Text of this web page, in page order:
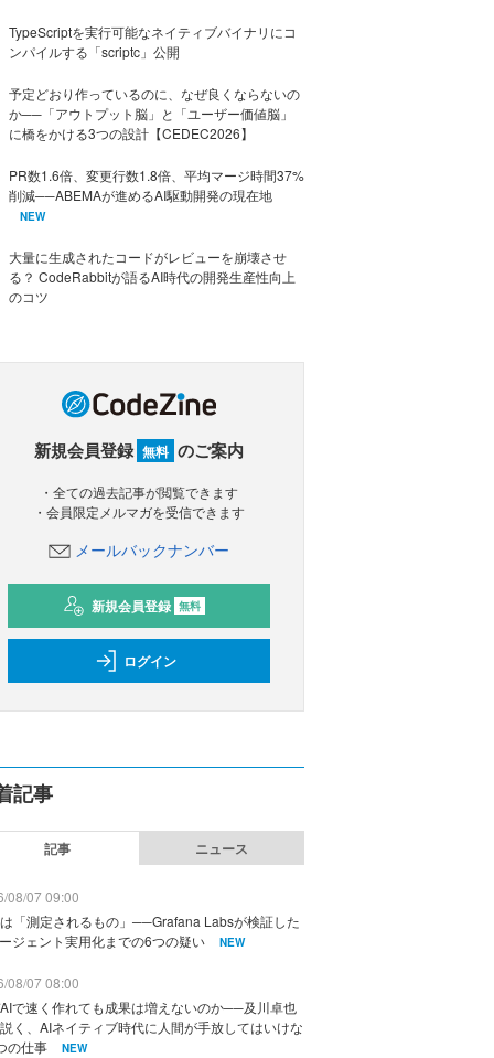
TypeScriptを実行可能なネイティブバイナリにコ
ンパイルする「scriptc」公開
予定どおり作っているのに、なぜ良くならないの
か──「アウトプット脳」と「ユーザー価値脳」
に橋をかける3つの設計【CEDEC2026】
PR数1.6倍、変更行数1.8倍、平均マージ時間37%
削減──ABEMAが進めるAI駆動開発の現在地
NEW
大量に生成されたコードがレビューを崩壊させ
る？ CodeRabbitが語るAI時代の開発生産性向上
のコツ
新規会員登録 無料 のご案内
・全ての過去記事が閲覧できます
・会員限定メルマガを受信できます
メールバックナンバー
新規会員登録 無料
ログイン
記事
記事 ニュース
08/07 09:00
「測定されるもの」──Grafana Labsが検証した
ジェント実用化までの6つの疑い
NEW
08/07 08:00
で速く作れても成果は増えないのか──及川卓也
く、AIネイティブ時代に人間が手放してはいけな
の仕事
NEW